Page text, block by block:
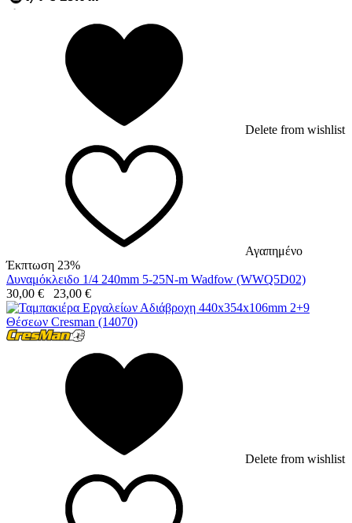
Delete from wishlist
Αγαπημένο
Έκπτωση 23%
Δυναμόκλειδο 1/4 240mm 5-25N-m Wadfow (WWQ5D02)
30,00 € 23,00 €
Delete from wishlist